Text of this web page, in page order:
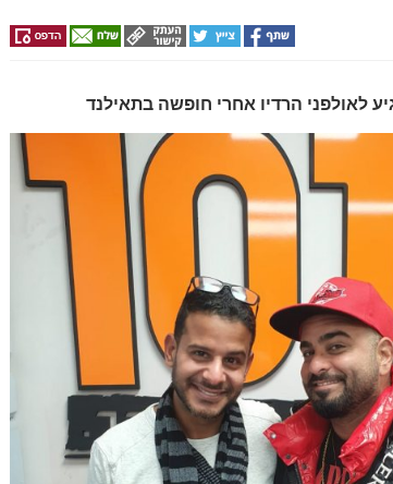
לאולפני הרדיו אחרי חופשה בתאילנד